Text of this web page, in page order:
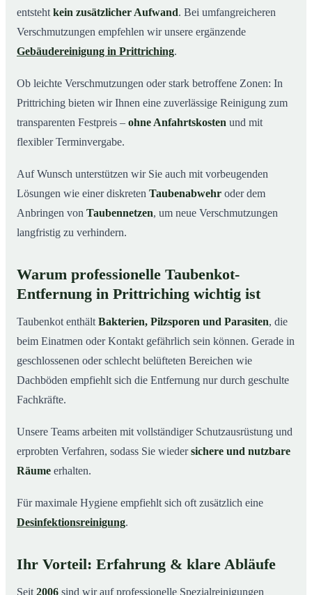
entsteht kein zusätzlicher Aufwand. Bei umfangreicheren
Verschmutzungen empfehlen wir unsere ergänzende
Gebäudereinigung in Prittriching.
Ob leichte Verschmutzungen oder stark betroffene Zonen: In
Prittriching bieten wir Ihnen eine zuverlässige Reinigung zum
transparenten Festpreis – ohne Anfahrtskosten und mit
flexibler Terminvergabe.
Auf Wunsch unterstützen wir Sie auch mit vorbeugenden
Lösungen wie einer diskreten Taubenabwehr oder dem
Anbringen von Taubennetzen, um neue Verschmutzungen
langfristig zu verhindern.
Warum professionelle Taubenkot-
Entfernung in Prittriching wichtig ist
Taubenkot enthält Bakterien, Pilzsporen und Parasiten, die
beim Einatmen oder Kontakt gefährlich sein können. Gerade in
geschlossenen oder schlecht belüfteten Bereichen wie
Dachböden empfiehlt sich die Entfernung nur durch geschulte
Fachkräfte.
Unsere Teams arbeiten mit vollständiger Schutzausrüstung und
erprobten Verfahren, sodass Sie wiedersichere und nutzbare
Räume erhalten.
Für maximale Hygiene empfiehlt sich oft zusätzlich eine
Desinfektionsreinigung.
Ihr Vorteil: Erfahrung & klare Abläufe
Seit 2006 sind wir auf professionelle Spezialreinigungen